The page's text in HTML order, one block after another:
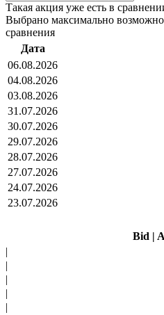
Такая акция уже есть в
Выбрано максимально
сравнения
Дата
06.08.2026
04.08.2026
03.08.2026
31.07.2026
30.07.2026
29.07.2026
28.07.2026
27.07.2026
24.07.2026
23.07.2026
Bid |
|
|
|
|
|